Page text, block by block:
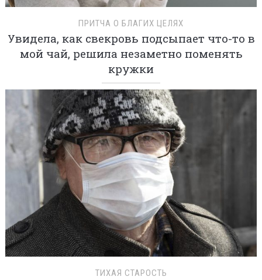
ПРИТЧА О БЛАГИХ ЦЕЛЯХ
Увидела, как свекровь подсыпает что-то в
мой чай, решила незаметно поменять
кружки
ТИХАЯ СТАРОСТЬ